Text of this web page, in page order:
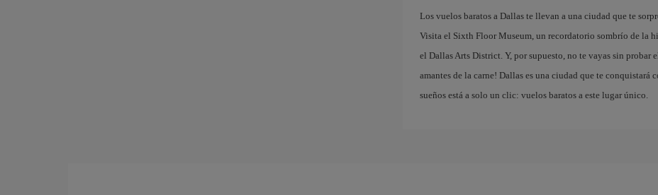
Los vuelos baratos a Dallas te llevan a una ciudad que te
Visita el Sixth Floor Museum, un recordatorio sombrío de la
el Dallas Arts District. Y, por supuesto, no te vayas sin probar
amantes de la carne! Dallas es una ciudad que te
sueños está a solo un clic: vuelos baratos a este lugar único.